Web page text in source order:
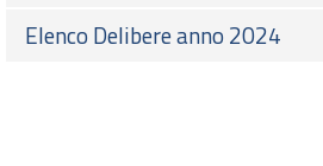
Elenco Delibere anno 2024